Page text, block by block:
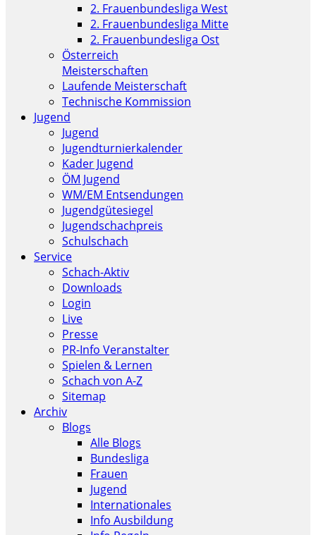
2. Frauenbundesliga West
2. Frauenbundesliga Mitte
2. Frauenbundesliga Ost
Österreich
Meisterschaften
Laufende Meisterschaft
Technische Kommission
Jugend
Jugend
Jugendturnierkalender
Kader Jugend
ÖM Jugend
WM/EM Entsendungen
Jugendgütesiegel
Jugendschachpreis
Schulschach
Service
Schach-Aktiv
Downloads
Login
Live
Presse
PR-Info Veranstalter
Spielen & Lernen
Schach von A-Z
Sitemap
Archiv
Blogs
Alle Blogs
Bundesliga
Frauen
Jugend
Internationales
Info Ausbildung